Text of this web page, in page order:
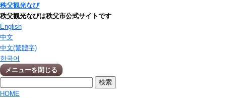
秩父観光なび
秩父観光なびは秩父市公式サイトです
English
中文
中文(繁體字)
한국어
メニューを閉じる
HOME